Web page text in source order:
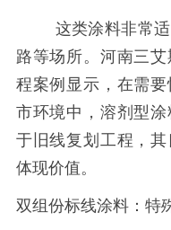
这类涂料非常适
路等场所。河南三
程案例显示，在需
市环境中，溶剂型
于旧线复划工程，
体现价值。
双组份标线涂料：特